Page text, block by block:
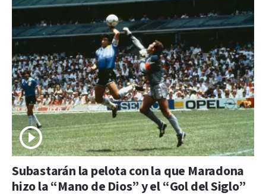
Subastarán la pelota con la que Maradona
hizo la “Mano de Dios” y el “Gol del Siglo”